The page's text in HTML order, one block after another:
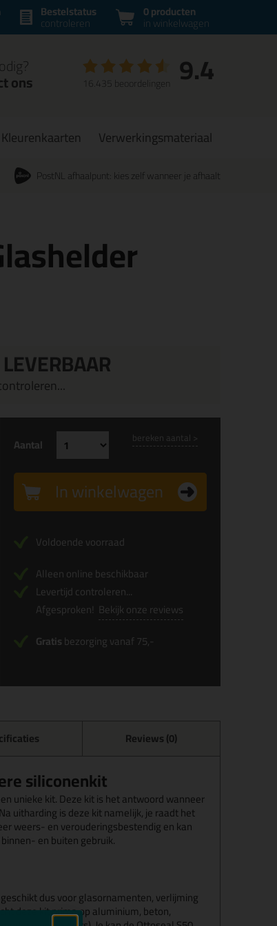
0 producten
in winkelwagen
Bestelstatus
controleren
ons 9.4
16.435 beoordelingen
Verwerkingsmateriaal
PostNL afhaalpunt: kies zelf wanneer je afhaalt
Aantal bereken aantal >
In winkelwagen
Voldoende voorraad
Alleen online beschikbaar
Levertijd controleren...
Afgesproken! Bekijk onze reviews
Gratisbezorging vanaf 75,-
Reviews (0)
siliconenkit
unieke kit. Deze kit is het antwoord wanneer
uitharding is deze kit namelijk, je raadt het
weers- en verouderingsbestendig en kan
en buiten gebruik.
dus voor glasornamenten, verlijming
deze kit prima op aluminium, beton,